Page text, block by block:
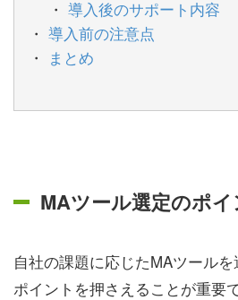
導入後のサポート内容
導入前の注意点
まとめ
MAツール選定のポイ
自社の課題に応じたMAツール
ポイントを押さえることが重要で